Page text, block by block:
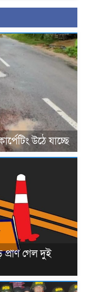
উঠে যাচ্ছে
প্রাণ গেল দুই